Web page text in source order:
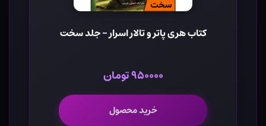
کتاب هری پاتر و تالار اسرار - جلد سخت
۹۵۰۰۰۰ تومان
خرید محصول